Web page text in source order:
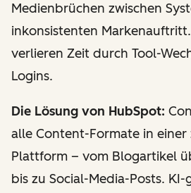
Medienbrüchen zwischen
inkonsistenten
verlieren Zeit durch Tool-
Logins.
Die Lösung von HubSpot:
alle Content-Formate in einer
Plattform – vom Blogartikel
bis zu Social-Media-Posts.